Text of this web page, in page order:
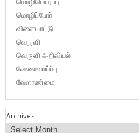
மொழிப்போர்
விளையாட்டு
வெருளி
வெருளி அறிவியல்
வேலைவாய்ப்பு
வேளாண்மை
Archives